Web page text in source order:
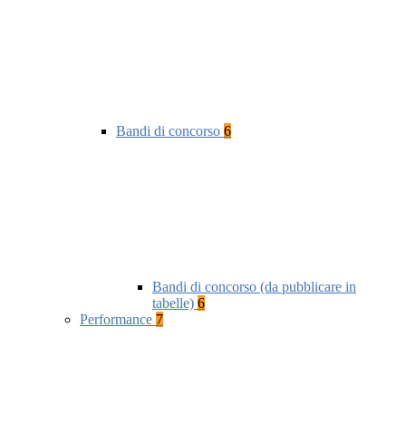
Bandi di concorso 6
Bandi di concorso (da pubblicare in
tabelle) 6
Performance 7